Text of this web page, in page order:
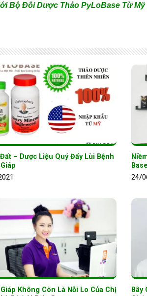
Bộ Đôi Dược Thảo PyLoBase Từ Mỹ
– Dược Liệu Quý Đẩy Lùi Bệnh
24/
Không Còn Là Nỗi Lo Của Chị
Bây